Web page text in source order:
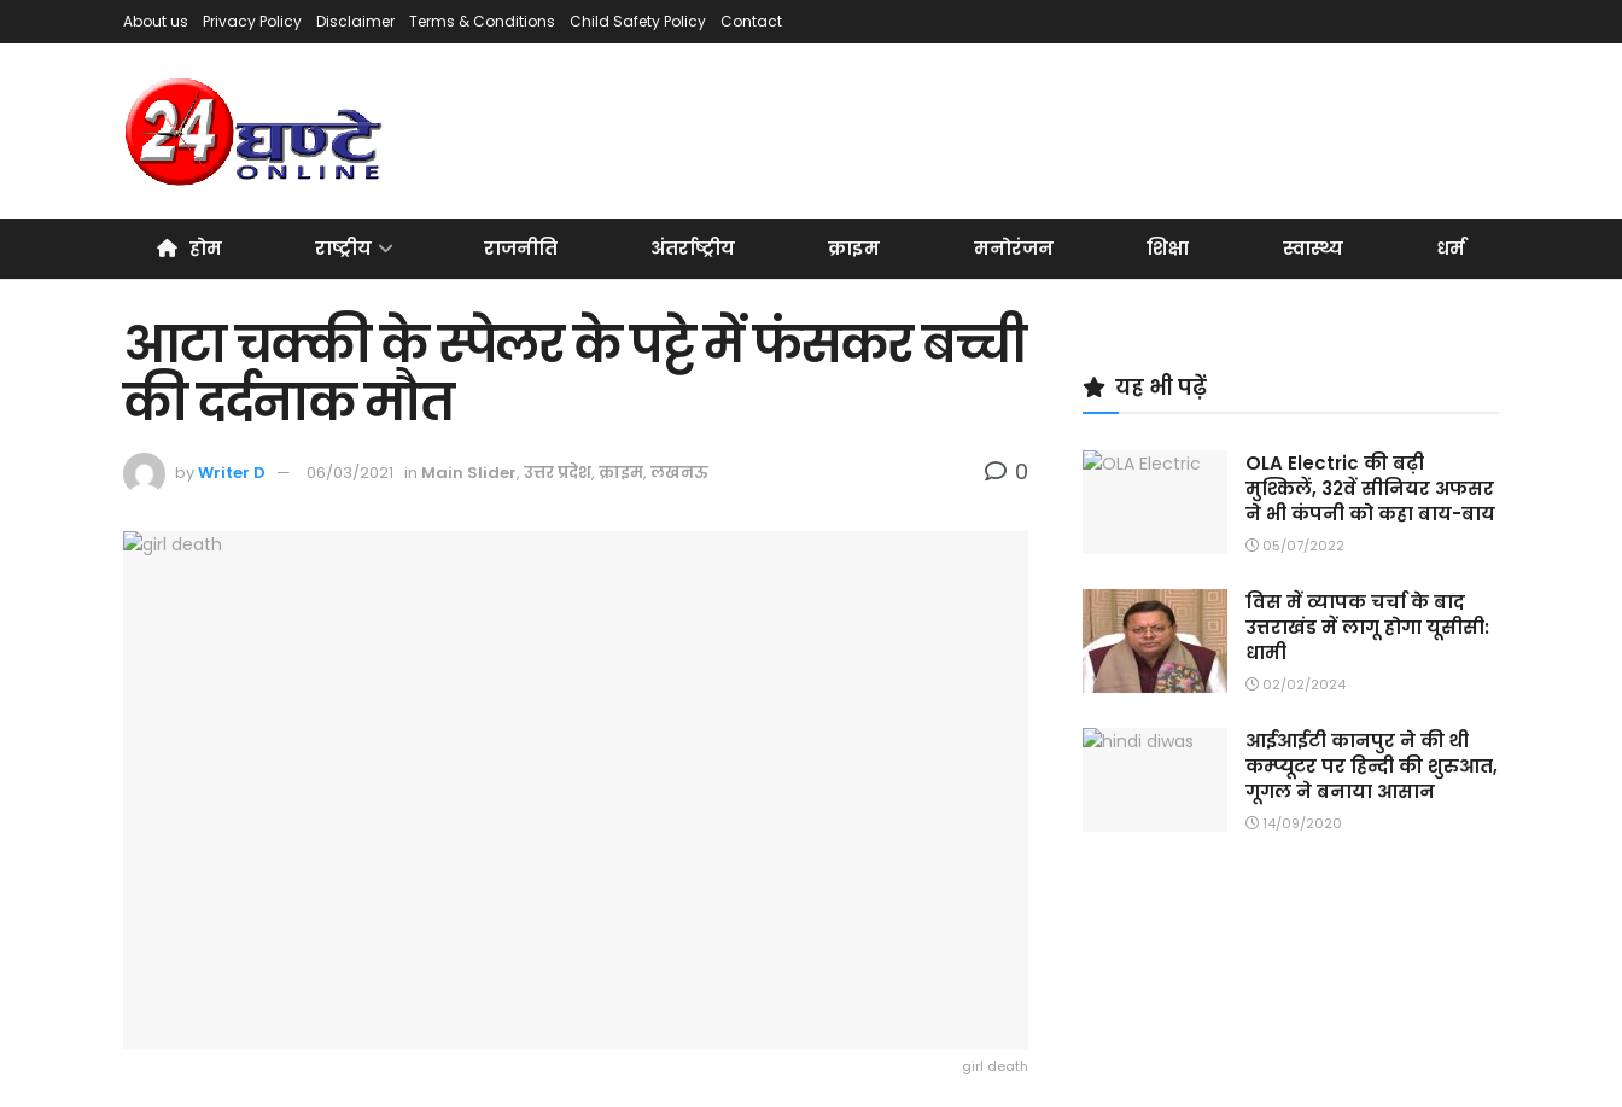
About us Privacy Policy Disclaimer Terms & Conditions Child Safety Policy Contact
होम राष्ट्रीय राजनीति अंतर्राष्ट्रीय क्राइम मनोरंजन शिक्षा स्वास्थ्य धर्म
आटा चक्की के स्पेलर के पट्टे में फंसकर बच्ची
की दर्दनाक मौत
byWriter D 06/03/2021 in Main Slider, उत्तर प्रदेश, क्राइम, लखनऊ 0
girl death
यह भी पढ़ें
OLA Electric की बढ़ी
मुश्किलें, 32वें सीनियर अफसर
ने भी कंपनी को कहा बाय-बाय
05/07/2022
विस में व्यापक चर्चा के बाद
उत्तराखंड में लागू होगा यूसीसी:
धामी
02/02/2024
आईआईटी कानपुर ने की थी
कम्प्यूटर पर हिन्दी की शुरुआत,
गूगल ने बनाया आसान
14/09/2020